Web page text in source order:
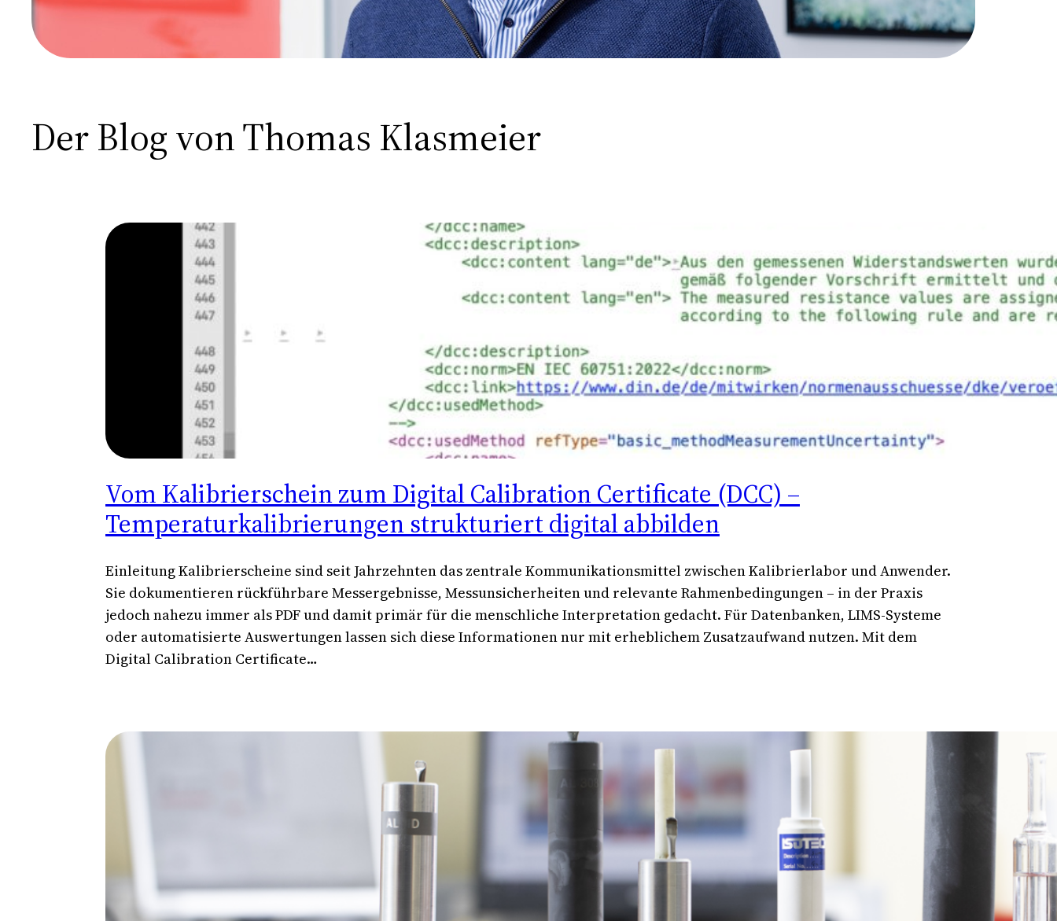
Der Blog von Thomas Klasmeier
Vom Kalibrierschein zum Digital Calibration Certificate (DCC) –
Temperaturkalibrierungen strukturiert digital abbilden
Einleitung Kalibrierscheine sind seit Jahrzehnten das zentrale Kommunikationsmittel zwischen Kalibrierlabor und Anwender.
Sie dokumentieren rückführbare Messergebnisse, Messunsicherheiten und relevante Rahmenbedingungen – in der Praxis
jedoch nahezu immer als PDF und damit primär für die menschliche Interpretation gedacht. Für Datenbanken, LIMS-Systeme
oder automatisierte Auswertungen lassen sich diese Informationen nur mit erheblichem Zusatzaufwand nutzen. Mit dem
Digital Calibration Certificate…